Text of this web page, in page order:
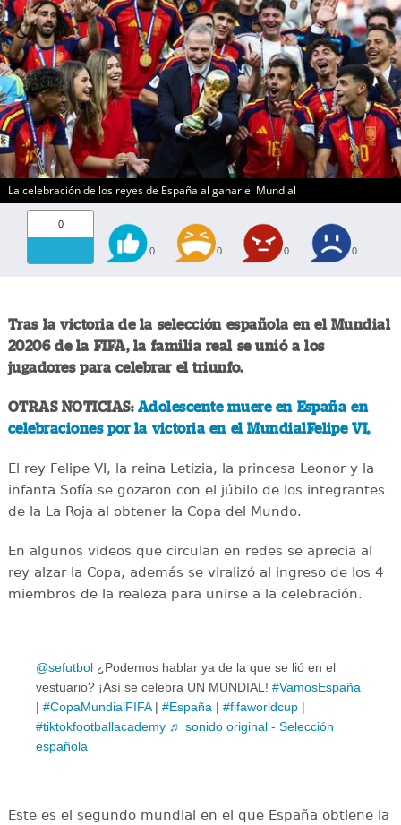
La celebración de los reyes de España al ganar el Mundial
0
0 0 0 0
Tras la victoria de la selección española en el Mundial
20206 de la FIFA, la familia real se unió a los
jugadores para celebrar el triunfo.
OTRAS NOTICIAS: Adolescente muere en España en
celebraciones por la victoria en el MundialFelipe VI,
El rey Felipe VI, la reina Letizia, la princesa Leonor y la
infanta Sofía se gozaron con el júbilo de los integrantes
de la La Roja al obtener la Copa del Mundo.
En algunos videos que circulan en redes se aprecia al
rey alzar la Copa, además se viralizó al ingreso de los 4
miembros de la realeza para unirse a la celebración.
@sefutbol ¿Podemos hablar ya de la que se lió en el
vestuario? ¡Así se celebra UN MUNDIAL! #VamosEspaña
| #CopaMundialFIFA| #España | #fifaworldcup |
#tiktokfootballacademy ♬ sonido original - Selección
española
Este es el segundo mundial en el que España obtiene la